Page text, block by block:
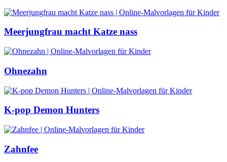
Meerjungfrau macht Katze nass
Ohnezahn
K-pop Demon Hunters
Zahnfee